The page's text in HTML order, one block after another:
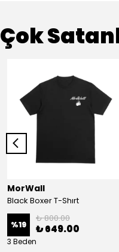
Çok
MorWall
Black Boxer T-Shırt
%19
₺ 800.00
₺ 649.00
3 Beden